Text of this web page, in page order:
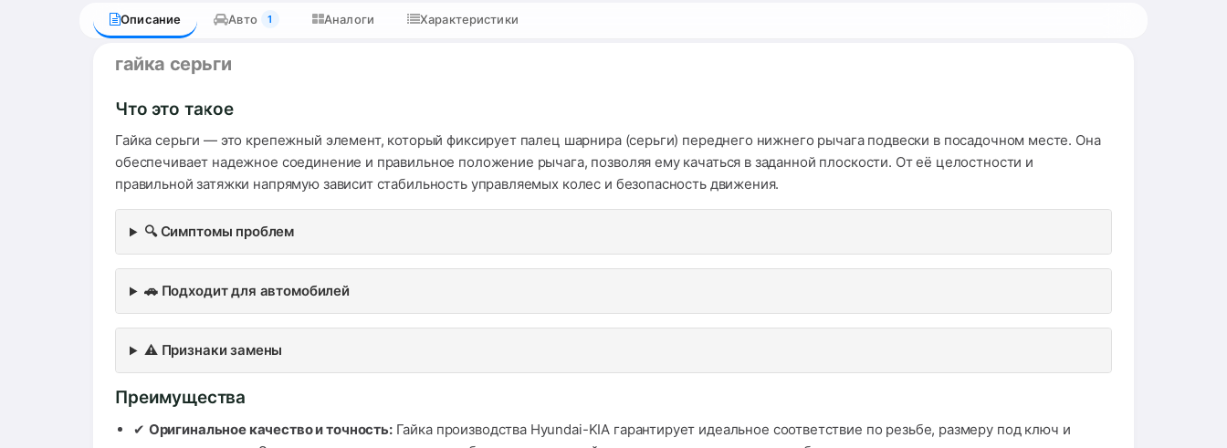
Описание Авто 1 Аналоги Характеристики
гайка серьги
Что это такое
Гайка серьги — это крепежный элемент, который фиксирует палец шарнира (серьги) переднего нижнего рычага подвески в посадочном месте. Она
обеспечивает надежное соединение и правильное положение рычага, позволяя ему качаться в заданной плоскости. От её целостности и
правильной затяжки напрямую зависит стабильность управляемых колес и безопасность движения.
🔍 Симптомы проблем
🚗 Подходит для автомобилей
⚠️ Признаки замены
Преимущества
✔ Оригинальное качество и точность:Гайка производства Hyundai-KIA гарантирует идеальное соответствие по резьбе, размеру под ключ и